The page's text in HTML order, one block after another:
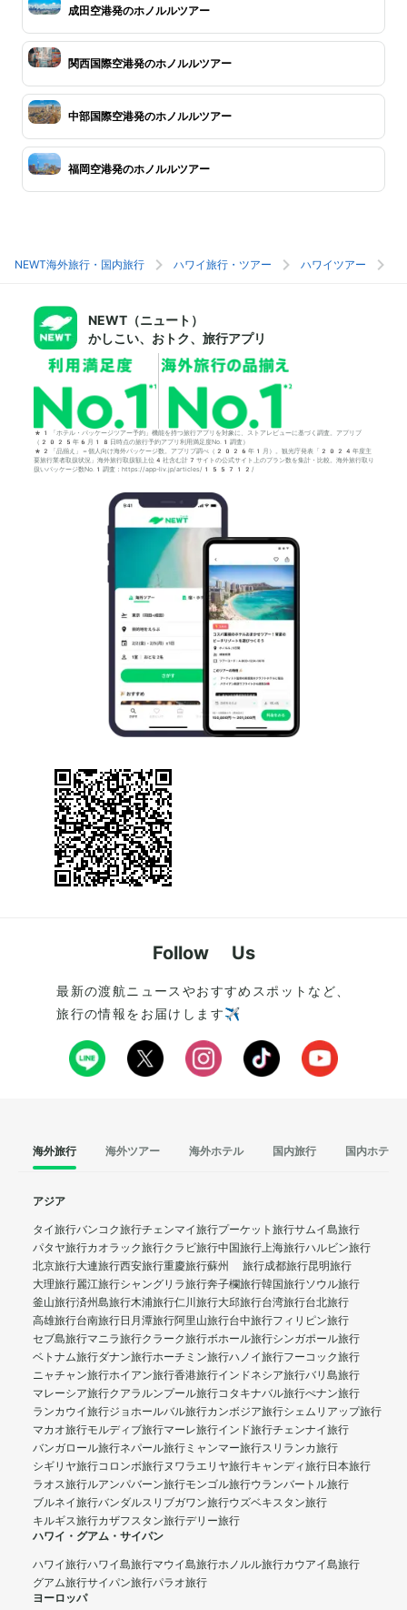
成田空港発のホノルルツアー
関西国際空港発のホノルルツアー
中部国際空港発のホノルルツアー
福岡空港発のホノルルツアー
NEWT海外旅行・国内旅行 ハワイ旅行・ツアー ハワイツアー
NEWT（ニュート）
かしこい、おトク、旅行アプリ
*1「ホテル・パッケージツアー予約」機能を持つ旅行アプリを対象に、ストアレビューに基づく調査。アプリブ
（2025年6月18日時点の旅行予約アプリ利用満足度No.1調査）
*2「品揃え」＝個人向け海外パッケージ数。アプリブ調べ（2026年1月）。観光庁発表「2024年度主
要旅行業者取扱状況」海外旅行取扱額上位4社含む計7サイトの公式サイト上のプラン数を集計・比較。海外旅行取り
扱いパッケージ数No.1調査：https://app-liv.jp/articles/155712/
Follow Us
最新の渡航ニュースやおすすめスポットなど、
旅行の情報をお届けします✈️
海外旅行 海外ツアー 海外ホテル 国内旅行 国内ホテル
アジア
タイ旅行バンコク旅行チェンマイ旅行プーケット旅行サムイ島旅行
パタヤ旅行カオラック旅行クラビ旅行中国旅行上海旅行ハルビン旅行
北京旅行大連旅行西安旅行重慶旅行蘇州 旅行成都旅行昆明旅行
大理旅行麗江旅行シャングリラ旅行奔子欄旅行韓国旅行ソウル旅行
釜山旅行済州島旅行木浦旅行仁川旅行大邱旅行台湾旅行台北旅行
高雄旅行台南旅行日月潭旅行阿里山旅行台中旅行フィリピン旅行
セブ島旅行マニラ旅行クラーク旅行ボホール旅行シンガポール旅行
ベトナム旅行ダナン旅行ホーチミン旅行ハノイ旅行フーコック旅行
ニャチャン旅行ホイアン旅行香港旅行インドネシア旅行バリ島旅行
マレーシア旅行クアラルンプール旅行コタキナバル旅行ぺナン旅行
ランカウイ旅行ジョホールバル旅行カンボジア旅行シェムリアップ旅行
マカオ旅行モルディブ旅行マーレ旅行インド旅行チェンナイ旅行
バンガロール旅行ネパール旅行 ミャンマー旅行スリランカ旅行
シギリヤ旅行コロンボ旅行ヌワラエリヤ旅行キャンディ旅行日本旅行
ラオス旅行ルアンパバーン旅行モンゴル旅行ウランバートル旅行
ブルネイ旅行バンダルスリブガワン旅行ウズベキスタン旅行
キルギス旅行カザフスタン旅行デリー旅行
ハワイ・グアム・サイパン
ハワイ旅行ハワイ島旅行マウイ島旅行ホノルル旅行カウアイ島旅行
グアム旅行サイパン旅行パラオ旅行
ヨーロッパ